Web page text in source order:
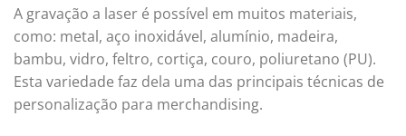
A gravação a laser é possível em muitos materiais,
como: metal, aço inoxidável, alumínio, madeira,
bambu, vidro, feltro, cortiça, couro, poliuretano (PU).
Esta variedade faz dela uma das principais técnicas de
personalização para merchandising.